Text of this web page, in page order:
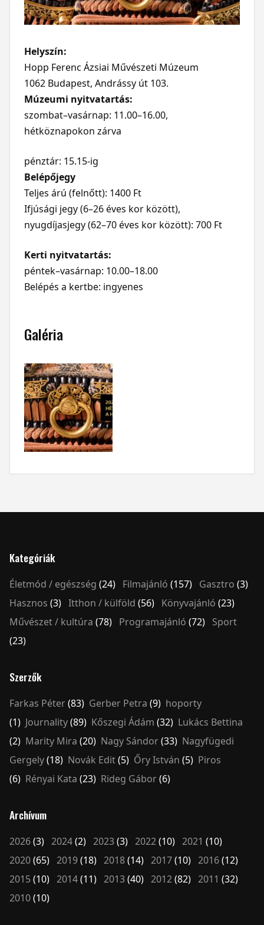
Helyszín:
Hopp Ferenc Ázsiai Művészeti Múzeum
1062 Budapest, Andrássy út 103.
Múzeumi nyitvatartás:
szombat–vasárnap: 11.00–16.00,
hétköznapokon zárva
pénztár: 15.15-ig
Belépőjegy
Teljes árú (felnőtt): 1400 Ft
Ifjúsági jegy (6–26 éves kor között),
nyugdíjasjegy (62–70 éves kor között): 700 Ft
Kerti nyitvatartás:
péntek–vasárnap: 10.00–18.00
Belépés a kertbe: ingyenes
Galéria
Kategóriák
Életmód / egészség (24) Filmajánló (157) Gasztro (3)
Hasznos (3) Itthon / külföld (56) Könyvajánló (23)
Művészet / kultúra (78) Programajánló (72) Sport
(23)
Szerzők
Farkas Péter(83) Gerber Petra (9) hoporty
(1) Journality(89) Kőszegi Ádám (32) Lukács Bettina
(2) Marity Mira (20) Nagy Sándor(33) Nagyfügedi
Gergely(18) Novák Edit(5) Őry István (5) Piros
(6) Rényai Kata (23) Rideg Gábor(6)
Archívum
2026(3) 2024(2) 2023(3) 2022(10) 2021 (10)
2020(65) 2019(18) 2018(14) 2017(10) 2016(12)
2015(10) 2014(11) 2013(40) 2012(82) 2011 (32)
2010(10)